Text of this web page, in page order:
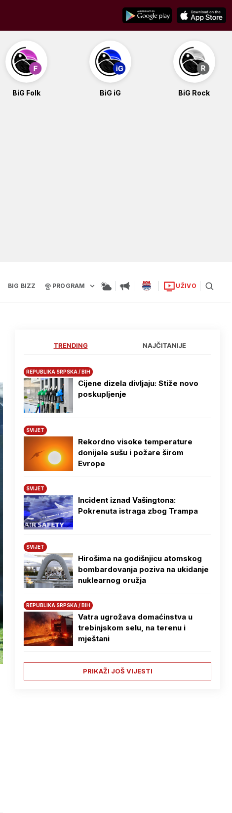
BiG Folk BiG iG BiG Rock
BIG BIZZ PROGRAM UŽIVO
TRENDING NAJČITANIJE
REPUBLIKA SRPSKA / BIH
Cijene dizela divljaju: Stiže novo
poskupljenje
SVIJET
Rekordno visoke temperature
donijele sušu i požare širom
Evrope
SVIJET
Incident iznad Vašingtona:
Pokrenuta istraga zbog Trampa
SVIJET
Hirošima na godišnjicu atomskog
bombardovanja poziva na ukidanje
nuklearnog oružja
REPUBLIKA SRPSKA / BIH
Vatra ugrožava domaćinstva u
trebinjskom selu, na terenu i
mještani
PRIKAŽI JOŠ VIJESTI